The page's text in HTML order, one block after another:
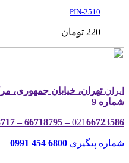
2510-PIN
220 تومان
ایرانتهران، خیابان جمهوری،
شماره 9
02166723586 – 66718795 – 66718717
شماره پیگیری 6800 454 0991